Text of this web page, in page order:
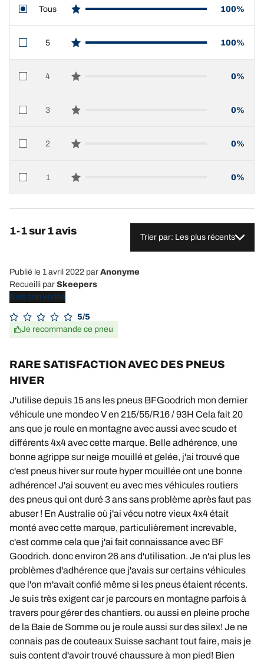
Tous
star reviews
100%
5
star reviews
100%
4
star reviews
0%
3
star reviews
0%
2
star reviews
0%
1
star reviews
0%
1-1 sur 1 avis
Trier par: Les plus récents
Publié le 1 avril 2022 par Anonyme
Recueilli par Skeepers
Avis non vérifié
5/5
Je recommande ce pneu
RARE SATISFACTION AVEC DES PNEUS
HIVER
J'utilise depuis 15 ans les pneus BFGoodrich mon dernier
véhicule une mondeo V en 215/55/R16 / 93H Cela fait 20
ans que je roule en montagne avec aussi avec scudo et
différents 4x4 avec cette marque. Belle adhérence, une
bonne agrippe sur neige mouillé et gelée, j'ai trouvé que
c'est pneus hiver sur route hyper mouillée ont une bonne
adhérence! J'ai souvent eu avec mes véhicules routiers
des pneus qui ont duré 3 ans sans problème après faut pas
abuser ! En Australie où j'ai vécu notre vieux 4x4 était
monté avec cette marque, particulièrement increvable,
c'est comme cela que j'ai fait connaissance avec BF
Goodrich. donc environ 26 ans d'utilisation. Je n'ai plus les
problèmes d'adhérence que j'avais sur certains véhicules
que l'on m'avait confié même si les pneus étaient récents.
Je suis très exigent car je parcours en montagne parfois à
travers pour gérer des chantiers. ou aussi en pleine proche
de la Baie de Somme ou je roule aussi sur des silex! Je ne
connais pas de couteaux Suisse sachant tout faire, mais je
suis content d'avoir trouvé chaussure à mon pied! Bien